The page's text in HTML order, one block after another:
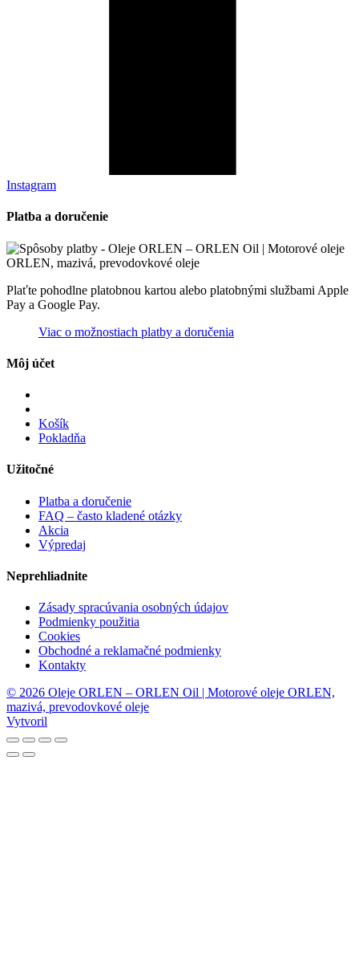
Instagram
Platba a doručenie
Plaťte pohodlne platobnou kartou alebo platobnými službami Apple
Pay a Google Pay.
Viac o možnostiach platby a doručenia
Môj účet
Košík
Pokladňa
Užitočné
Platba a doručenie
FAQ – často kladené otázky
Akcia
Výpredaj
Neprehliadnite
Zásady spracúvania osobných údajov
Podmienky použitia
Cookies
Obchodné a reklamačné podmienky
Kontakty
© 2026 Oleje ORLEN – ORLEN Oil | Motorové oleje ORLEN,
mazivá, prevodovkové oleje
Vytvoril